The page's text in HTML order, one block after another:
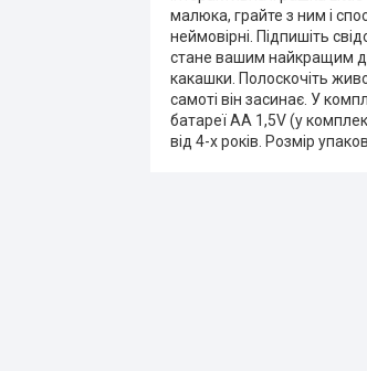
малюка, грайте з ним і
неймовірні. Підпишіть
стане вашим найкращим
какашки. Полоскочіть
самоті він засинає. У
батареї АА 1,5V (у
від 4-х років. Розмір